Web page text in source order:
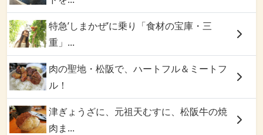
特急’しまかぜ’に乗り「食材の宝庫・三
重」...
肉の聖地・松阪で、ハートフル＆ミートフ
ル！
津ぎょうざに、元祖天むすに、松阪牛の焼
肉ま...